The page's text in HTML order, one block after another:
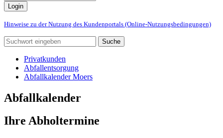
Login
Hinweise zu der Nutzung des Kundenportals (Online-Nutzungsbedingungen)
Suche
Privatkunden
Abfallentsorgung
Abfallkalender Moers
Abfallkalender
Ihre Abholtermine